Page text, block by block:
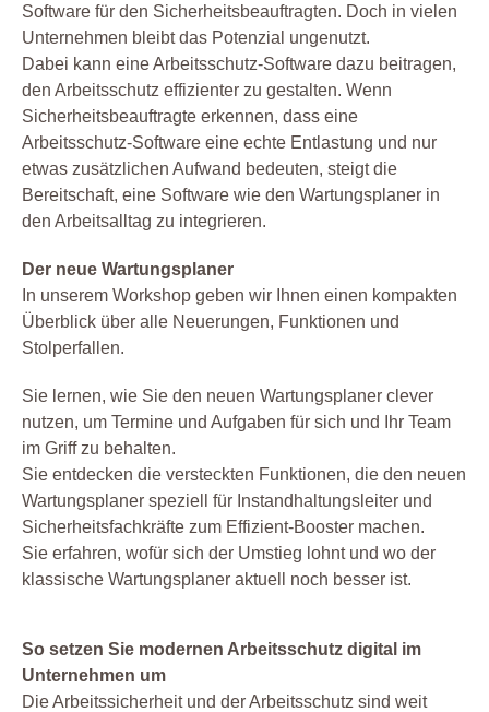
Software für den Sicherheitsbeauftragten. Doch in vielen
Unternehmen bleibt das Potenzial ungenutzt.
Dabei kann eine Arbeitsschutz-Software dazu beitragen,
den Arbeitsschutz effizienter zu gestalten. Wenn
Sicherheitsbeauftragte erkennen, dass eine
Arbeitsschutz-Software eine echte Entlastung und nur
etwas zusätzlichen Aufwand bedeuten, steigt die
Bereitschaft, eine Software wie den Wartungsplaner in
den Arbeitsalltag zu integrieren.
Der neue Wartungsplaner
In unserem Workshop geben wir Ihnen einen kompakten
Überblick über alle Neuerungen, Funktionen und
Stolperfallen.
Sie lernen, wie Sie den neuen Wartungsplaner clever
nutzen, um Termine und Aufgaben für sich und Ihr Team
im Griff zu behalten.
Sie entdecken die versteckten Funktionen, die den neuen
Wartungsplaner speziell für Instandhaltungsleiter und
Sicherheitsfachkräfte zum Effizient-Booster machen.
Sie erfahren, wofür sich der Umstieg lohnt und wo der
klassische Wartungsplaner aktuell noch besser ist.
So setzen Sie modernen Arbeitsschutz digital im
Unternehmen um
Die Arbeitssicherheit und der Arbeitsschutz sind weit